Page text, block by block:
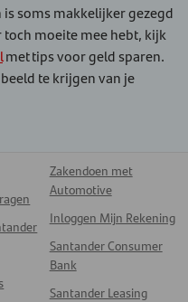
soms makkelijker gezegd
toch moeite mee hebt, kijk
met tips voor geld sparen.
te krijgen van je
Zakendoen met
Automotive
Inloggen Mijn Rekening
Santander Consumer
Bank
Santander Leasing